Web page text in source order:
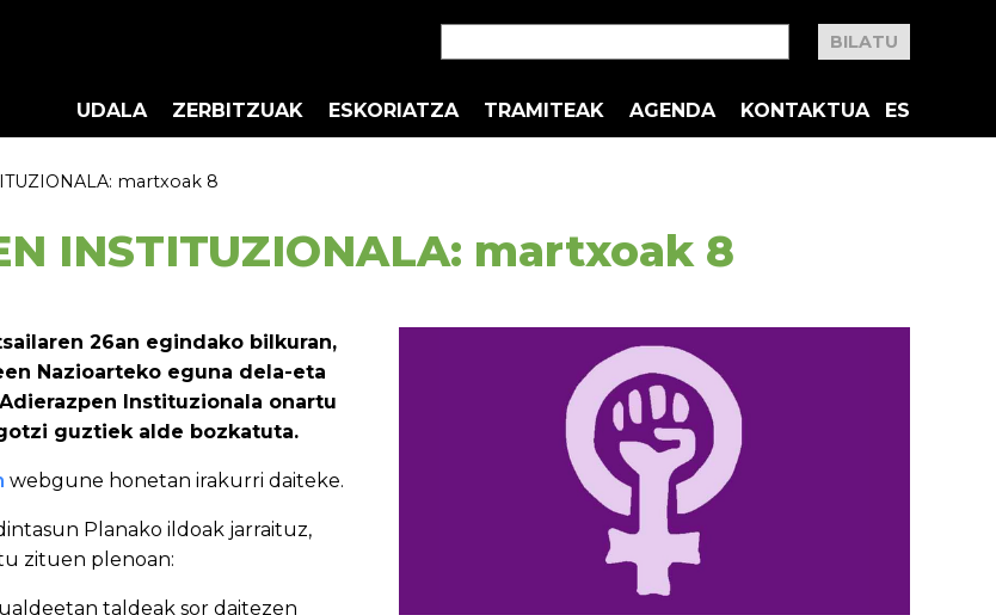
UDALA ZERBITZUAK ESKORIATZA TRAMITEAK AGENDA KONTAKTUA ES
martxoak 8
INSTITUZIONALA: martxoak 8
26an egindako bilkuran,
Nazioarteko eguna dela-eta
Instituzionala onartu
guztiek alde bozkatuta.
webgune honetan irakurri daiteke.
Planako ildoak jarraituz,
zituen plenoan:
taldeak sor daitezen